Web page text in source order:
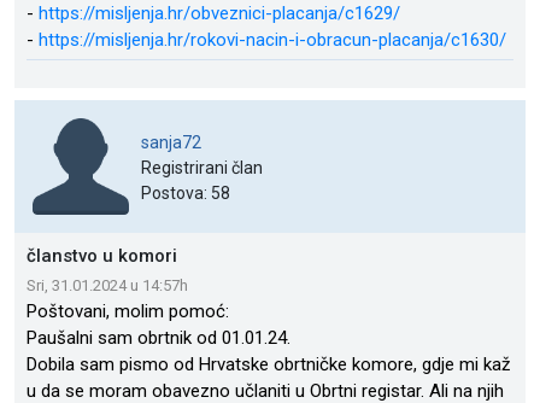
- https://misljenja.hr/obveznici-placanja/c1629/
- https://misljenja.hr/rokovi-nacin-i-obracun-placanja/c1630/
sanja72
Registrirani član
Postova: 58
članstvo u komori
Sri, 31.01.2024 u 14:57h
Poštovani, molim pomoć:
Paušalni sam obrtnik od 01.01.24.
Dobila sam pismo od Hrvatske obrtničke komore, gdje mi kaž
u da se moram obavezno učlaniti u Obrtni registar. Ali na njih